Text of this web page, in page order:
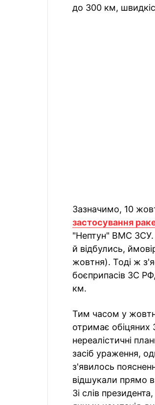
до 300 км,
Зазначимо, 10
застосування
"Нептун" ВМС ЗСУ.
й відбулись,
жовтня). Тоді ж
боєприпасів ЗС
км.
Тим часом у
отримає обіцяних
нереалістичні
засіб ураження,
з'явилось
відшукали прямо
Зі слів